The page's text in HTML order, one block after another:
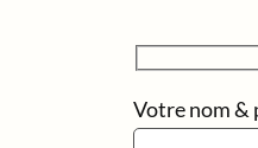
Votre nom &